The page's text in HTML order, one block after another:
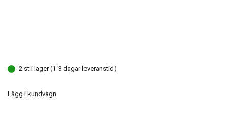
2 st i lager (1-3 dagar leveranstid)
Lägg i kundvagn